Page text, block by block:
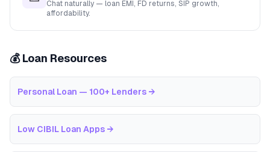
Chat naturally — loan EMI, FD returns, SIP growth,
affordability.
💰 Loan Resources
Personal Loan — 100+ Lenders →
Low CIBIL Loan Apps →